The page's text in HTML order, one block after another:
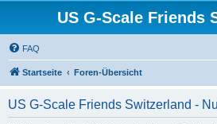
US G-Scale Friends
FAQ
Startseite Foren-Übersicht
US G-Scale Friends Switzerland -